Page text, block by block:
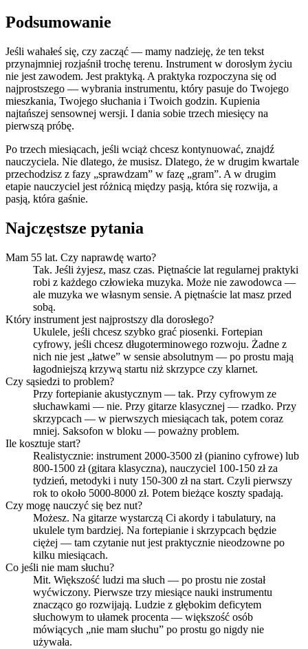
Podsumowanie
Jeśli wahałeś się, czy zacząć — mamy nadzieję, że ten tekst
przynajmniej rozjaśnił trochę terenu. Instrument w dorosłym życiu
nie jest zawodem. Jest praktyką. A praktyka rozpoczyna się od
najprostszego — wybrania instrumentu, który pasuje do Twojego
mieszkania, Twojego słuchania i Twoich godzin. Kupienia
najtańszej sensownej wersji. I dania sobie trzech miesięcy na
pierwszą próbę.
Po trzech miesiącach, jeśli wciąż chcesz kontynuować, znajdź
nauczyciela. Nie dlatego, że musisz. Dlatego, że w drugim kwartale
przechodzisz z fazy „sprawdzam” w fazę „gram”. A w drugim
etapie nauczyciel jest różnicą między pasją, która się rozwija, a
pasją, która gaśnie.
Najczęstsze pytania
Mam 55 lat. Czy naprawdę warto?
Tak. Jeśli żyjesz, masz czas. Piętnaście lat regularnej praktyki
robi z każdego człowieka muzyka. Może nie zawodowca —
ale muzyka we własnym sensie. A piętnaście lat masz przed
sobą.
Który instrument jest najprostszy dla dorosłego?
Ukulele, jeśli chcesz szybko grać piosenki. Fortepian
cyfrowy, jeśli chcesz długoterminowego rozwoju. Żadne z
nich nie jest „łatwe” w sensie absolutnym — po prostu mają
łagodniejszą krzywą startu niż skrzypce czy klarnet.
Czy sąsiedzi to problem?
Przy fortepianie akustycznym — tak. Przy cyfrowym ze
słuchawkami — nie. Przy gitarze klasycznej — rzadko. Przy
skrzypcach — w pierwszych miesiącach tak, potem coraz
mniej. Saksofon w bloku — poważny problem.
Ile kosztuje start?
Realistycznie: instrument 2000-3500 zł (pianino cyfrowe) lub
800-1500 zł (gitara klasyczna), nauczyciel 100-150 zł za
tydzień, metodyki i nuty 150-300 zł na start. Czyli pierwszy
rok to około 5000-8000 zł. Potem bieżące koszty spadają.
Czy mogę nauczyć się bez nut?
Możesz. Na gitarze wystarczą Ci akordy i tabulatury, na
ukulele tym bardziej. Na fortepianie i skrzypcach będzie
ciężej — tam czytanie nut jest praktycznie nieodzowne po
kilku miesiącach.
Co jeśli nie mam słuchu?
Mit. Większość ludzi ma słuch — po prostu nie został
wyćwiczony. Pierwsze trzy miesiące nauki instrumentu
znacząco go rozwijają. Ludzie z głębokim deficytem
słuchowym to ułamek procenta — większość osób
mówiących „nie mam słuchu” po prostu go nigdy nie
używała.